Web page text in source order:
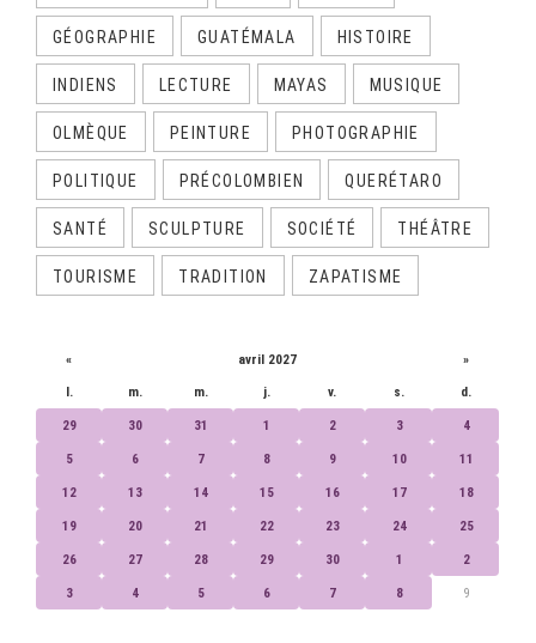
GÉOGRAPHIE GUATÉMALA HISTOIRE
INDIENS LECTURE MAYAS MUSIQUE
OLMÈQUE PEINTURE PHOTOGRAPHIE
POLITIQUE PRÉCOLOMBIEN QUERÉTARO
SANTÉ SCULPTURE SOCIÉTÉ THÉÂTRE
TOURISME TRADITION ZAPATISME
« avril 2027 »
l. m. m. j. v. s. d.
29 30 31 1 2 3 4
5 6 7 8 9 10 11
12 13 14 15 16 17 18
19 20 21 22 23 24 25
26 27 28 29 30 1 2
3 4 5 6 7 8 9